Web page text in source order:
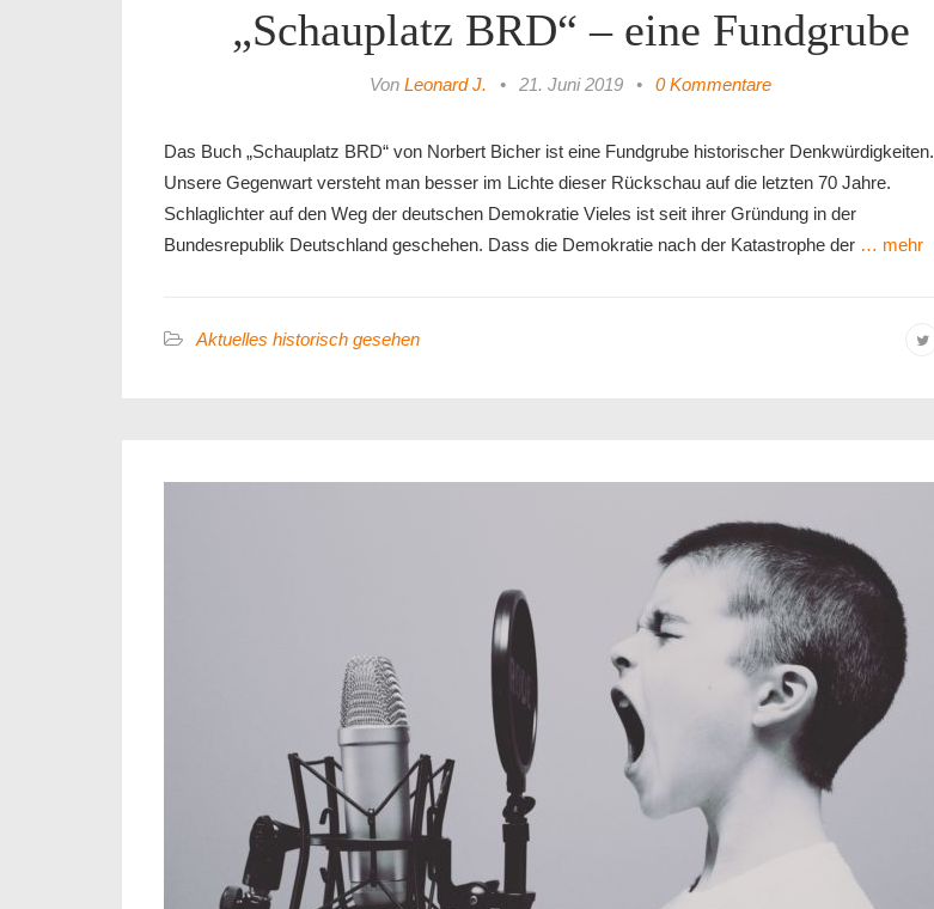
„Schauplatz BRD“ – eine Fundgrube
Von Leonard J. • 21. Juni 2019 • 0 Kommentare
Das Buch „Schauplatz BRD“ von Norbert Bicher ist eine Fundgrube historischer Denkwürdigkeiten.
Unsere Gegenwart versteht man besser im Lichte dieser Rückschau auf die letzten 70 Jahre.
Schlaglichter auf den Weg der deutschen Demokratie Vieles ist seit ihrer Gründung in der
Bundesrepublik Deutschland geschehen. Dass die Demokratie nach der Katastrophe der … mehr
Aktuelles historisch gesehen